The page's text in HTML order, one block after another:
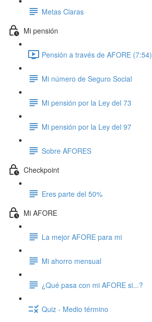
Metas Claras
Mi pensión
Pensión a través de AFORE (7:54)
Mi número de Seguro Social
Mi pensión por la Ley del 73
Mi pensión por la Ley del 97
Sobre AFORES
Checkpoint
Eres parte del 50%
Mi AFORE
La mejor AFORE para mi
Mi ahorro mensual
¿Qué pasa con mi AFORE si...?
Quiz - Medio término